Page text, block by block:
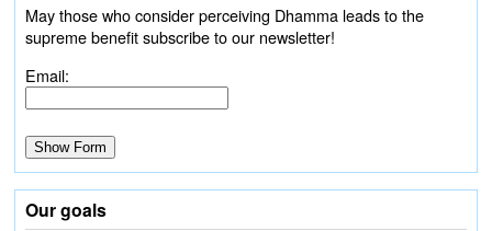
May those who consider perceiving Dhamma leads to the
supreme benefit subscribe to our newsletter!
Email:
Our goals